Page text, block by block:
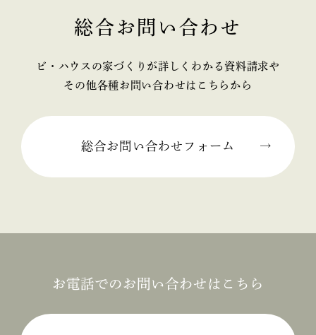
2025年02月 (2)
2025年01月 (1)
2024年11月 (1)
2024年10月 (1)
2024年06月 (1)
総合お問い合わせ
ビ・ハウスの家づくりが詳しくわかる資料請求や
その他各種お問い合わせはこちらから
総合お問い合わせフォーム
お電話でのお問い合わせはこちら